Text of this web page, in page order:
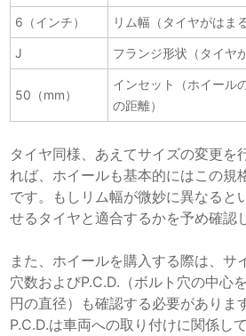
6（インチ） リム幅（タイヤがはま
J フランジ形状（タイヤ
50（mm）
インセット（ホイール
の距離）
タイヤ同様、あえてサイズの変更を
れば、ホイールも基本的にはこの規
です。もしリム幅が微妙に異なると
せるタイヤと適合するかを予め確認
また、ホイールを購入する際は、サ
穴数およびP.C.D.（ボルト穴の中心
円の直径）も確認する必要がありま
P.C.D.は車両への取り付けに関係し